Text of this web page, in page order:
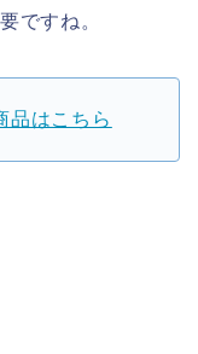
ですね。
品はこちら